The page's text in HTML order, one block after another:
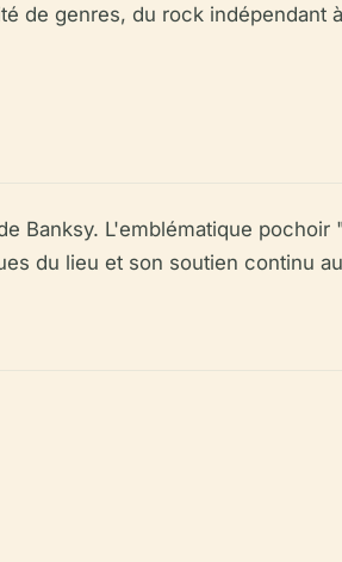
de genres, du rock indépendant à
Banksy. L'emblématique pochoir
du lieu et son soutien continu